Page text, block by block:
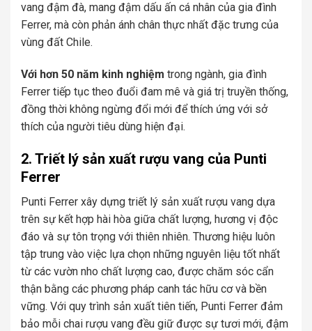
vang đậm đà, mang đậm dấu ấn cá nhân của gia đình
Ferrer, mà còn phản ánh chân thực nhất đặc trưng của
vùng đất Chile.
Với hơn 50 năm kinh nghiệm trong ngành, gia đình
Ferrer tiếp tục theo đuổi đam mê và giá trị truyền thống,
đồng thời không ngừng đổi mới để thích ứng với sở
thích của người tiêu dùng hiện đại.
2. Triết lý sản xuất rượu vang của Punti
Ferrer
Punti Ferrer xây dựng triết lý sản xuất rượu vang dựa
trên sự kết hợp hài hòa giữa chất lượng, hương vị độc
đáo và sự tôn trọng với thiên nhiên. Thương hiệu luôn
tập trung vào việc lựa chọn những nguyên liệu tốt nhất
từ các vườn nho chất lượng cao, được chăm sóc cẩn
thận bằng các phương pháp canh tác hữu cơ và bền
vững. Với quy trình sản xuất tiên tiến, Punti Ferrer đảm
bảo mỗi chai rượu vang đều giữ được sự tươi mới, đậm